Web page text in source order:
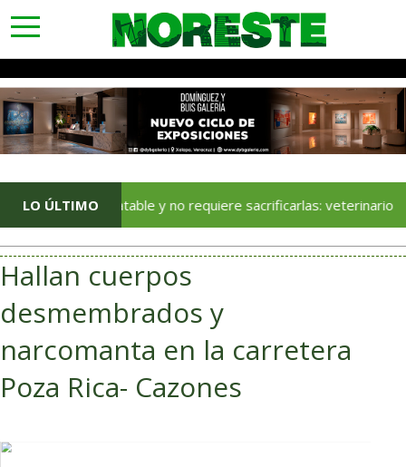
toggle
navigation
LO ÚLTIMO
es tratable y no requiere sacrificarlas: veterinario
Hallan cuerpos
desmembrados y
narcomanta en la carretera
Poza Rica- Cazones